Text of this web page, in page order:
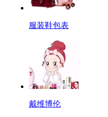
服装鞋包表
戴维博伦